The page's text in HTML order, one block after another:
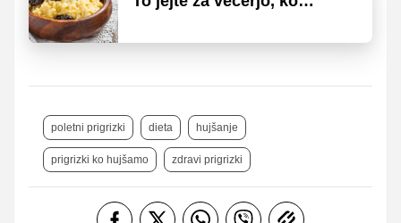
poletni prigrizki dieta hujšanje
prigrizki ko hujšamo zdravi prigrizki